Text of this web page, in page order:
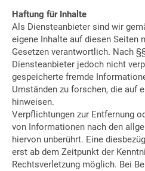
Haftung für Inhalte
Als Diensteanbieter sind wir
eigene Inhalte auf diesen Seiten
Gesetzen verantwortlich. Nach
Diensteanbieter jedoch nicht
gespeicherte fremde
Umständen zu forschen, die auf
hinweisen.
Verpflichtungen zur Entfernung
von Informationen nach den
hiervon unberührt. Eine
erst ab dem Zeitpunkt der
Rechtsverletzung möglich. Bei